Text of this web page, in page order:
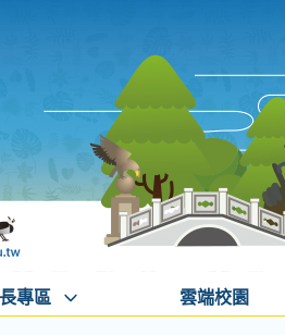
專區 雲端校園